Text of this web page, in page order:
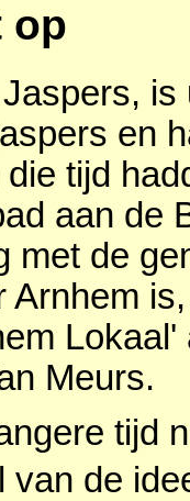
op
en
tijd
aan de
met de
Arnhem
Meurs.
tijd
van de